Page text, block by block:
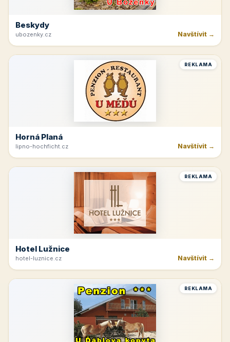
Beskydy
ubozenky.cz Navštívit →
REKLAMA
Horná Planá
lipno-hochficht.cz Navštívit →
REKLAMA
Hotel Lužnice
hotel-luznice.cz Navštívit →
REKLAMA